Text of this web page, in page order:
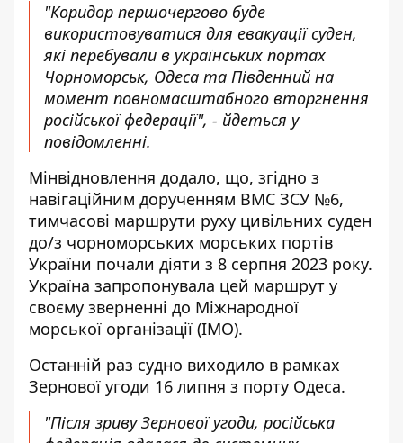
"Коридор першочергово буде
використовуватися для евакуації суден,
які перебували в українських портах
Чорноморськ, Одеса та Південний на
момент повномасштабного вторгнення
російської федерації", - йдеться у
повідомленні.
Мінвідновлення додало, що, згідно з
навігаційним дорученням ВМС ЗСУ №6,
тимчасові маршрути руху цивільних суден
до/з чорноморських морських портів
України почали діяти з 8 серпня 2023 року.
Україна запропонувала цей маршрут у
своєму зверненні до Міжнародної
морської організації (IMO).
Останній раз судно виходило в рамках
Зернової угоди 16 липня з порту Одеса.
"Після зриву Зернової угоди, російська